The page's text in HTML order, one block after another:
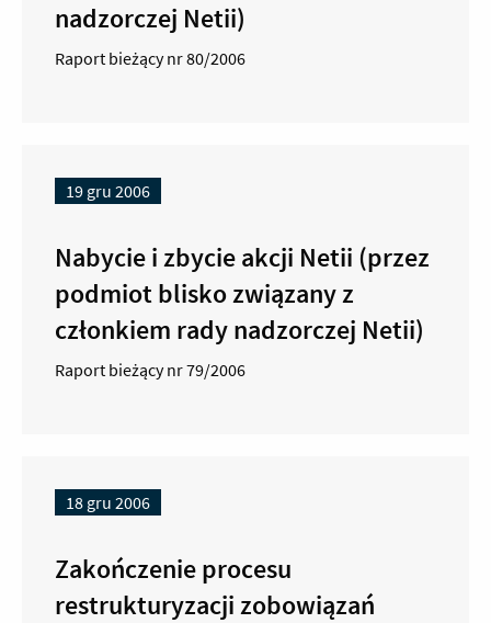
nadzorczej Netii)
Raport bieżący nr 80/2006
19 gru 2006
Nabycie i zbycie akcji Netii (przez
podmiot blisko związany z
członkiem rady nadzorczej Netii)
Raport bieżący nr 79/2006
18 gru 2006
Zakończenie procesu
restrukturyzacji zobowiązań